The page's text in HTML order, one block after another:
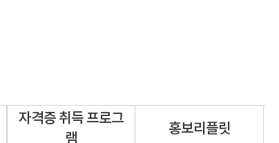
자격증 취득 프로그
램
홍보리플릿